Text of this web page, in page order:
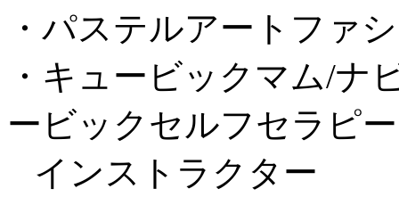
・パステルアートファ
・キュービックマム/ナ
ービックセルフセラピー
インストラクター